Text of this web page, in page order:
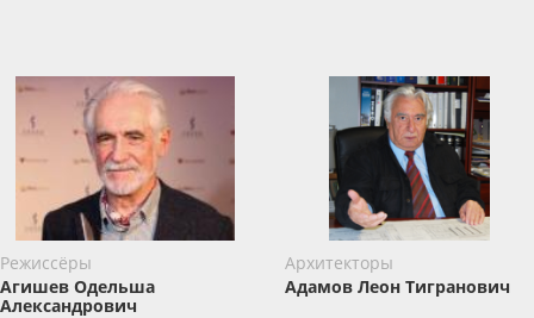
Режиссёры
Агишев Одельша
Александрович
Архитекторы
Адамов Леон Тигранович